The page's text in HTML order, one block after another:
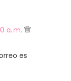
a. m.
es